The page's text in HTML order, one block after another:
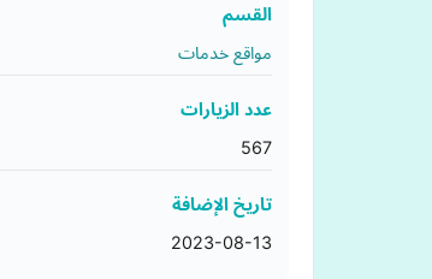
القسم
مواقع خدمات
عدد الزيارات
567
تاريخ الإضافة
2023-08-13